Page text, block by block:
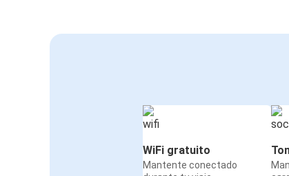
WiFi gratuito
Mantente conectado